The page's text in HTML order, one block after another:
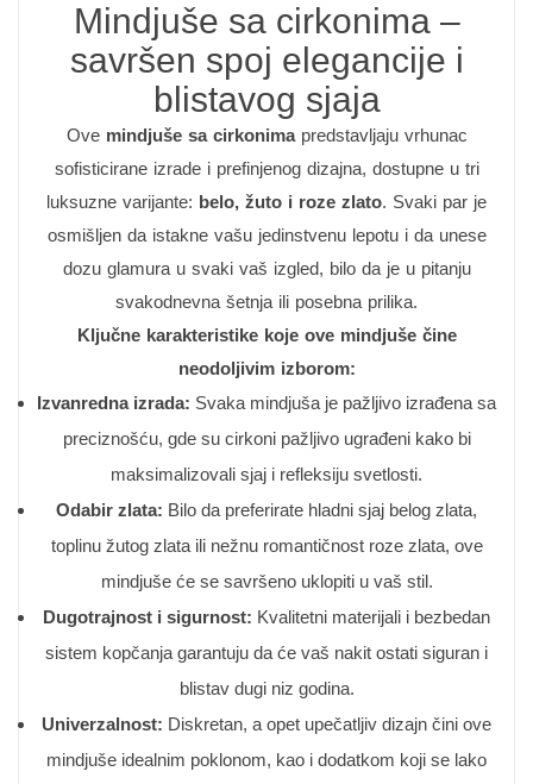
Mindjuše sa cirkonima –
savršen spoj elegancije i
blistavog sjaja
Ove mindjuše sa cirkonimapredstavljaju vrhunac
sofisticirane izrade i prefinjenog dizajna, dostupne u tri
luksuzne varijante: belo, žuto i roze zlato. Svaki par je
osmišljen da istakne vašu jedinstvenu lepotu i da unese
dozu glamura u svaki vaš izgled, bilo da je u pitanju
svakodnevna šetnja ili posebna prilika.
Ključne karakteristike koje ove mindjuše čine
neodoljivim izborom:
Izvanredna izrada: Svaka mindjuša je pažljivo izrađena sa
preciznošću, gde su cirkoni pažljivo ugrađeni kako bi
maksimalizovali sjaj i refleksiju svetlosti.
Odabir zlata: Bilo da preferirate hladni sjaj belog zlata,
toplinu žutog zlata ili nežnu romantičnost roze zlata, ove
mindjuše će se savršeno uklopiti u vaš stil.
Dugotrajnost i sigurnost: Kvalitetni materijali i bezbedan
sistem kopčanja garantuju da će vaš nakit ostati siguran i
blistav dugi niz godina.
Univerzalnost: Diskretan, a opet upečatljiv dizajn čini ove
mindjuše idealnim poklonom, kao i dodatkom koji se lako